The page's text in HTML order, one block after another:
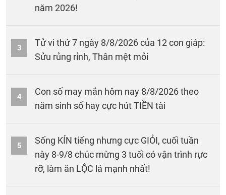
năm 2026!
3
Tử vi thứ 7 ngày 8/8/2026 của 12 con giáp:
Sửu rủng rỉnh, Thân mệt mỏi
4
Con số may mắn hôm nay 8/8/2026 theo
năm sinh số hay cực hút TIỀN tài
5
Sống KÍN tiếng nhưng cực GIỎI, cuối tuần
này 8-9/8 chúc mừng 3 tuổi có vận trình rực
rỡ, làm ăn LỘC lá mạnh nhất!